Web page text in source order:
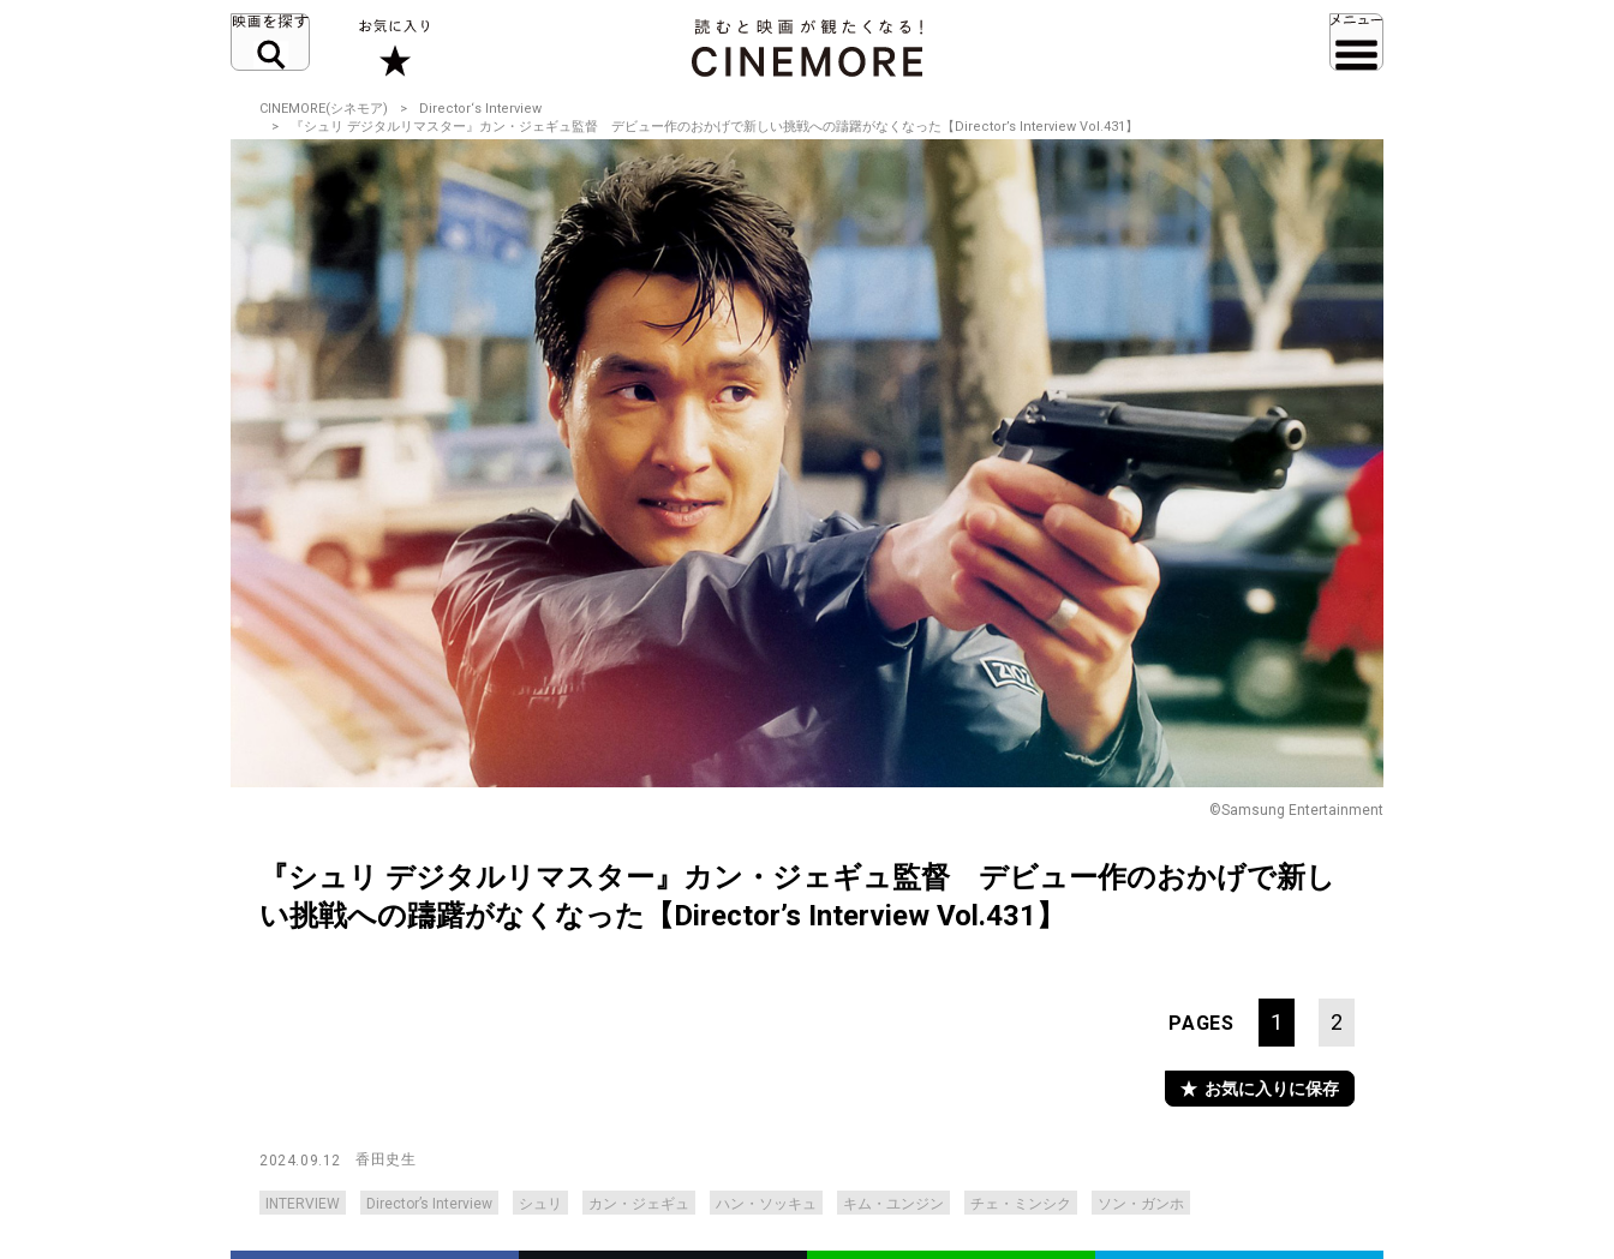
CINEMORE(シネモア)
Director‘s Interview
『シュリ デジタルリマスター』カン・ジェギュ監督 デビュー作のおかげで新しい挑戦への躊躇がなくなった【Director’s Interview Vol.431】
©Samsung Entertainment
『シュリ デジタルリマスター』カン・ジェギュ監督 デビュー作のおかげで新し
い挑戦への躊躇がなくなった【Director’s Interview Vol.431】
PAGES 1 2
お気に入りに保存
2024.09.12 香田史生
INTERVIEW Director’s Interview シュリ カン・ジェギュ ハン・ソッキュ キム・ユンジン チェ・ミンシク ソン・ガンホ